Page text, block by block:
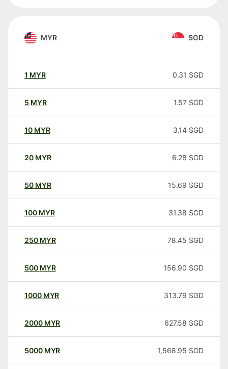
MYR SGD
1 MYR 0.31 SGD
5 MYR 1.57 SGD
10 MYR 3.14 SGD
20 MYR 6.28 SGD
50 MYR 15.69 SGD
100 MYR 31.38 SGD
250 MYR 78.45 SGD
500 MYR 156.90 SGD
1000 MYR 313.79 SGD
2000 MYR 627.58 SGD
5000 MYR 1,568.95 SGD